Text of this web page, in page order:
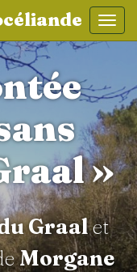
»
Graalet
Morgane